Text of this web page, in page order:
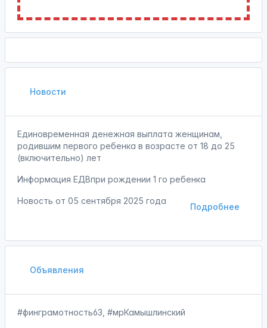
Новости
Единовременная денежная выплата женщинам,
родившим первого ребенка в возрасте от 18 до 25
(включительно) лет
Информация ЕДВпри рождении 1 го ребенка
Подробнее
Новость от 05 сентября 2025 года
Объявления
#финграмотность63, #мрКамышлинский